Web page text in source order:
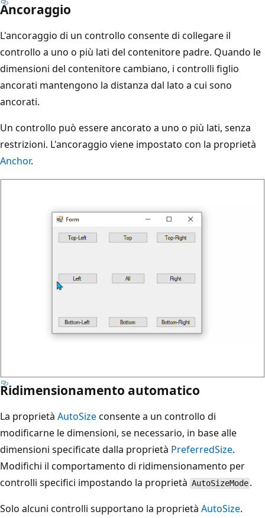
Ancoraggio
L'ancoraggio di un controllo consente di collegare il
controllo a uno o più lati del contenitore padre. Quando le
dimensioni del contenitore cambiano, i controlli figlio
ancorati mantengono la distanza dal lato a cui sono
ancorati.
Un controllo può essere ancorato a uno o più lati, senza
restrizioni. L'ancoraggio viene impostato con la proprietà
Anchor.
Ridimensionamento automatico
La proprietà AutoSizeconsente a un controllo di
modificarne le dimensioni, se necessario, in base alle
dimensioni specificate dalla proprietà PreferredSize.
Modifichi il comportamento di ridimensionamento per
controlli specifici impostando la proprietà AutoSizeMode .
Solo alcuni controlli supportano la proprietà AutoSize.